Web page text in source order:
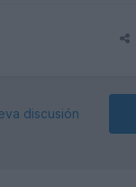
discusión